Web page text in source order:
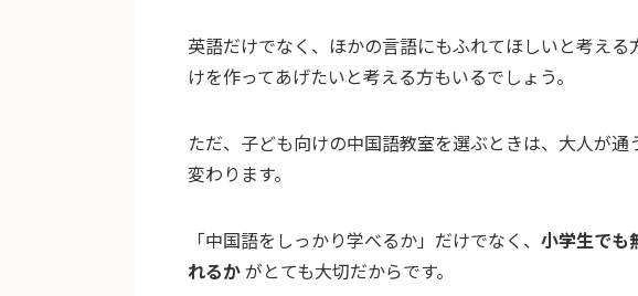
英語だけでなく、ほかの言語にもふれてほしいと考え
けを作ってあげたいと考える方もいるでしょう。
ただ、子ども向けの中国語教室を選ぶときは、大人が
変わります。
「中国語をしっかり学べるか」だけでなく、 小学生でも
れるかがとても大切だからです。